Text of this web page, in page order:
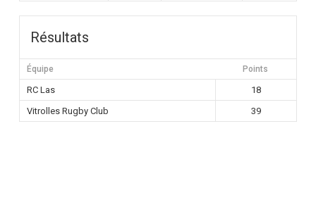
Résultats
Équipe Points
RC Las
18
Vitrolles Rugby Club
39